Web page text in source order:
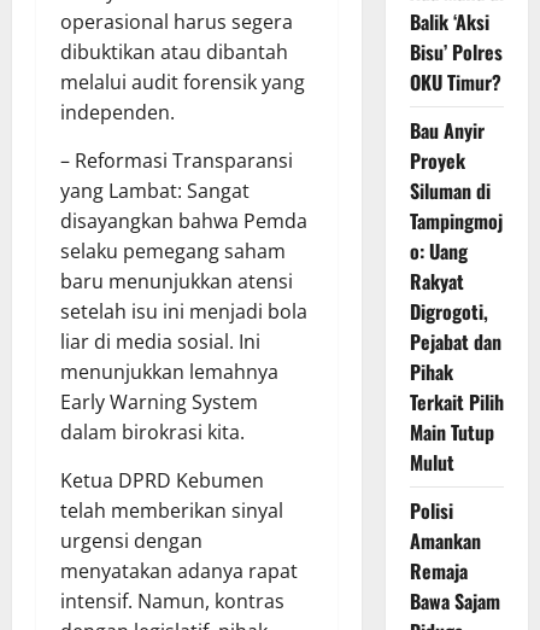
operasional harus segera
dibuktikan atau dibantah
melalui audit forensik yang
independen.
– Reformasi Transparansi
yang Lambat: Sangat
disayangkan bahwa Pemda
selaku pemegang saham
baru menunjukkan atensi
setelah isu ini menjadi bola
liar di media sosial. Ini
menunjukkan lemahnya
Early Warning System
dalam birokrasi kita.
Ketua DPRD Kebumen
telah memberikan sinyal
urgensi dengan
menyatakan adanya rapat
intensif. Namun, kontras
Balik ‘Aksi
Bisu’ Polres
OKU Timur?
Bau Anyir
Proyek
Siluman di
Tampingmoj
o: Uang
Rakyat
Digrogoti,
Pejabat dan
Pihak
Terkait Pilih
Main Tutup
Mulut
Polisi
Amankan
Remaja
Bawa Sajam